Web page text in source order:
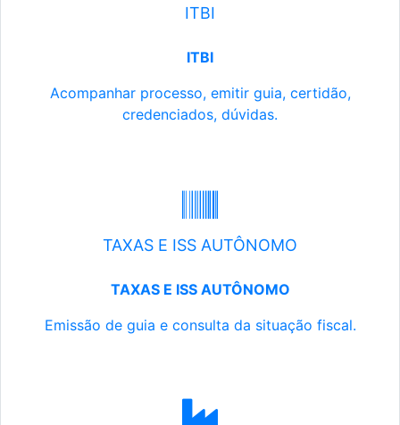
ITBI
ITBI
Acompanhar processo, emitir guia, certidão,
credenciados, dúvidas.
TAXAS E ISS AUTÔNOMO
TAXAS E ISS AUTÔNOMO
Emissão de guia e consulta da situação fiscal.